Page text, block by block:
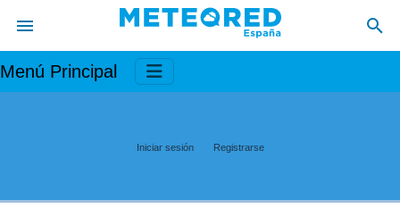
Menú Principal
Iniciar sesión Registrarse